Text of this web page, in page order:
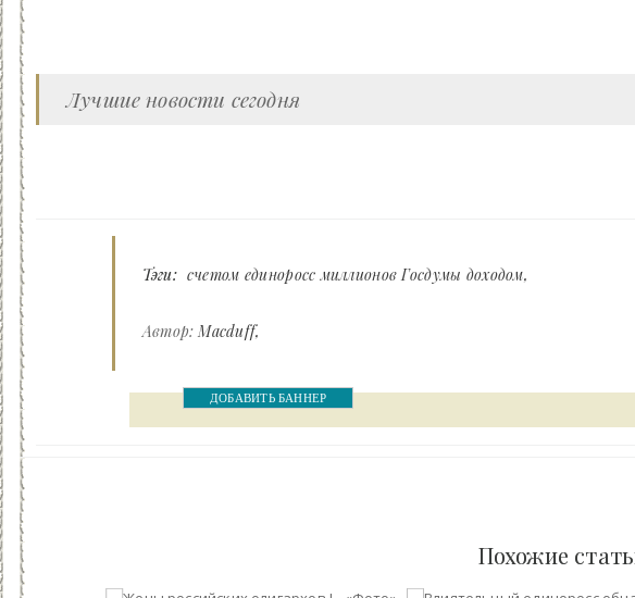
Лучшие новости сегодня
Тэги: счетом единоросс миллионов Госдумы доходом
Автор:Macduff
ДОБАВИТЬ БАННЕР
Похожие